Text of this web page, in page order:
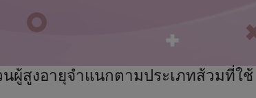
ผู้สูงอายุจำแนกตามประเภทส้วมที่ใช้